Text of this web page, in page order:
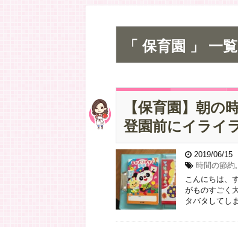
「 保育園 」 一覧
【保育園】朝の
登園前にイライ
2019/06/15
時間の節約,
こんにちは、
がものすごく
タバタしてし